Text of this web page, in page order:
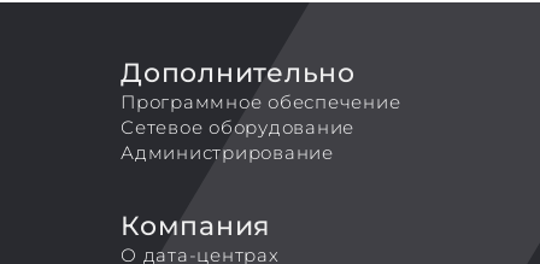
Дополнительно
Программное обеспечение
Сетевое оборудование
Администрирование
Компания
О дата-центрах